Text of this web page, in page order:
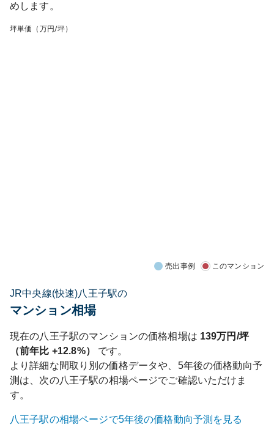
めします。
坪単価（万円/坪）
売出事例 このマンション
JR中央線(快速)八王子駅の
マンション相場
現在の八王子駅のマンションの価格相場は 139万円/坪
（前年比 +12.8%）
です。
より詳細な間取り別の価格データや、5年後の価格動向予
測は、次の八王子駅の相場ページでご確認いただけま
す。
八王子駅の相場ページで5年後の価格動向予測を見る